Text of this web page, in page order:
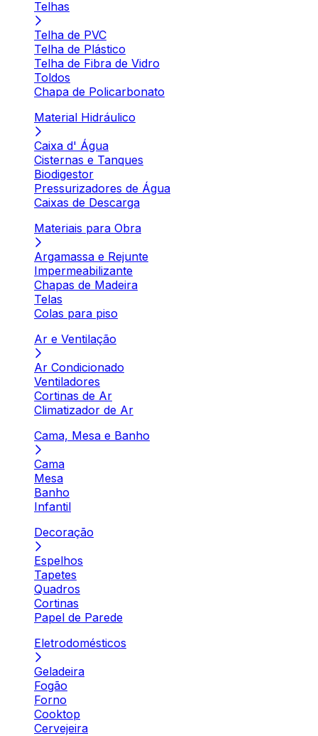
Telhas
Telha de PVC
Telha de Plástico
Telha de Fibra de Vidro
Toldos
Chapa de Policarbonato
Material Hidráulico
Caixa d' Água
Cisternas e Tanques
Biodigestor
Pressurizadores de Água
Caixas de Descarga
Materiais para Obra
Argamassa e Rejunte
Impermeabilizante
Chapas de Madeira
Telas
Colas para piso
Ar e Ventilação
Ar Condicionado
Ventiladores
Cortinas de Ar
Climatizador de Ar
Cama, Mesa e Banho
Cama
Mesa
Banho
Infantil
Decoração
Espelhos
Tapetes
Quadros
Cortinas
Papel de Parede
Eletrodomésticos
Geladeira
Fogão
Forno
Cooktop
Cervejeira